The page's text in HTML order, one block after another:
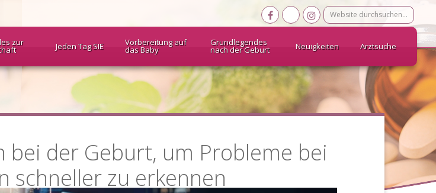
Website
durchsuchen…
zur Jeden Tag SIE Vorbereitung auf
das Baby
Grundlegendes
nach der Geburt Neuigkeiten Arztsuche
bei der Geburt, um Probleme bei
schneller zu erkennen